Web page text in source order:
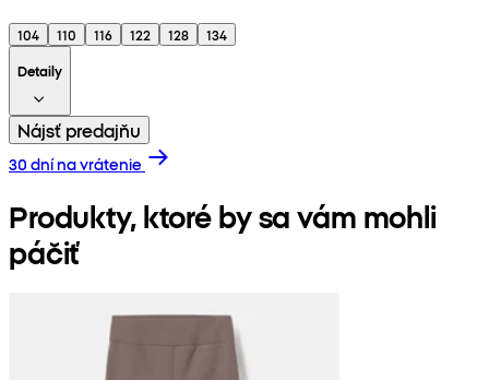
104 110 116 122 128
134
Detaily
Nájsť predajňu
30 dní na vrátenie
Produkty, ktoré by sa vám mohli
páčiť